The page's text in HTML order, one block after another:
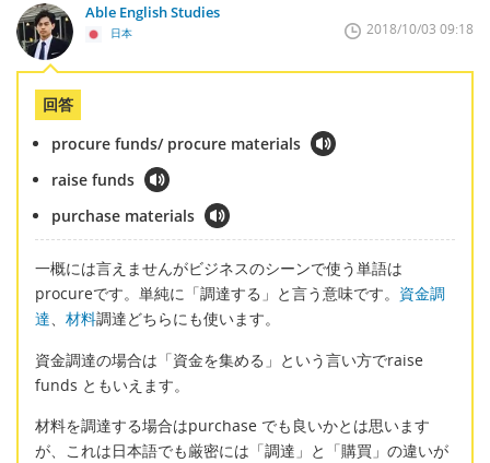
Able English Studies
日本 2018/10/03 09:18
回答
procure funds/ procure materials
raise funds
purchase materials
一概には言えませんがビジネスのシーンで使う単語は
procureです。単純に「調達する」と言う意味です。 資金調
達、 材料調達どちらにも使います。
資金調達の場合は「資金を集める」という言い方でraise
funds ともいえます。
材料を調達する場合はpurchase でも良いかとは思います
が、これは日本語でも厳密には「調達」と「購買」の違いが